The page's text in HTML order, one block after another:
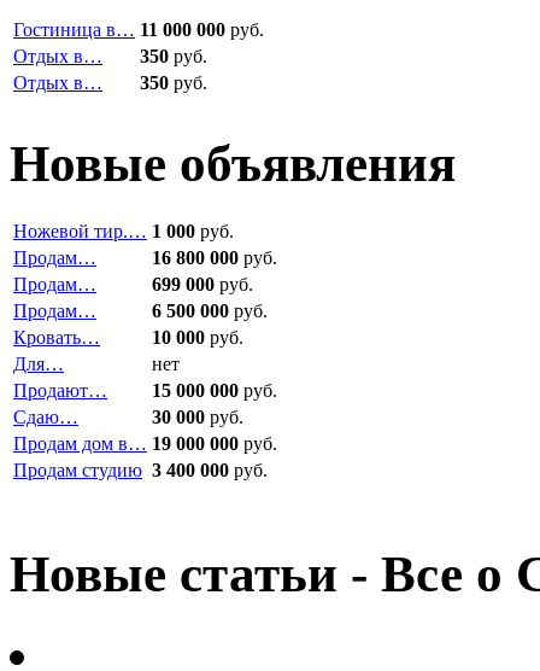
Гостиница в… 11 000 000 руб.
Отдых в…
350 руб.
Отдых в…
350 руб.
Новые объявления
Ножевой тир.… 1 000 руб.
Продам…
16 800 000 руб.
Продам…
699 000 руб.
Продам…
6 500 000 руб.
Кровать…
10 000 руб.
Для…
нет
Продают…
15 000 000 руб.
Сдаю…
30 000 руб.
Продам дом в… 19 000 000 руб.
Продам студию 3 400 000 руб.
Новые статьи - Все о